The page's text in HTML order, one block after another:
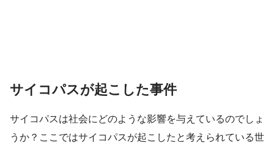
サイコパスが起こした事件
サイコパスは社会にどのような影響を与えているのでしょ
うか？ここではサイコパスが起こしたと考えられている世